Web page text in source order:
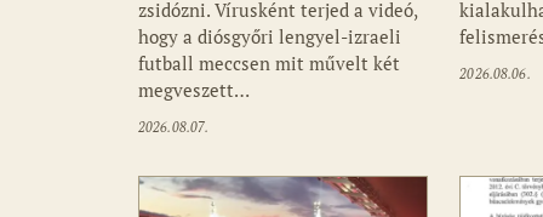
zsidózni. Vírusként terjed a videó,
hogy a diósgyőri lengyel-izraeli
futball meccsen mit művelt két
megveszett…
2026.08.07.
2026.08.06.